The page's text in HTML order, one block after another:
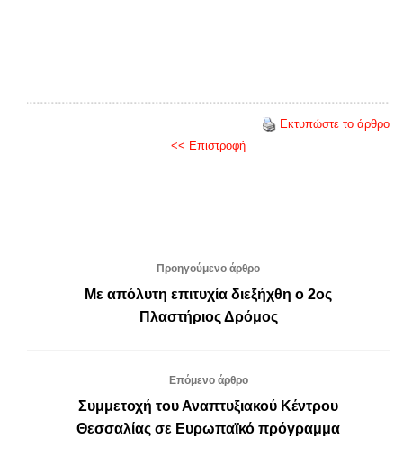
Εκτυπώστε το άρθρο
<< Επιστροφή
Προηγούμενο άρθρο
Με απόλυτη επιτυχία διεξήχθη ο 2ος
Πλαστήριος Δρόμος
Επόμενο άρθρο
Συμμετοχή του Αναπτυξιακού Κέντρου
Θεσσαλίας σε Ευρωπαϊκό πρόγραμμα